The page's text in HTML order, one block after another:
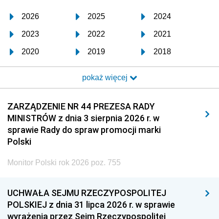
2026 2025 2024
2023 2022 2021
2020 2019 2018
2017 2016 2015
2014 2013 2012
2011 2010 2009
2008 2007 2006
2005
1996 1995 1994
1993 1992 1991
pokaż więcej
ZARZĄDZENIE NR 44 PREZESA RADY
MINISTRÓW z dnia 3 sierpnia 2026 r. w
sprawie Rady do spraw promocji marki
Polski
Monitor Polski rok 2026 poz. 755
UCHWAŁA SEJMU RZECZYPOSPOLITEJ
POLSKIEJ z dnia 31 lipca 2026 r. w sprawie
wyrażenia przez Sejm Rzeczypospolitej